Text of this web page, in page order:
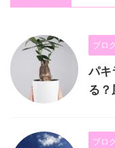
ブロ
パキ
る？
ブロ